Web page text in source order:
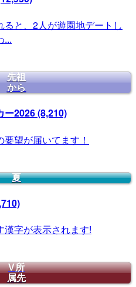
ると、2人が遊園地デートし
...
先祖
から
ー2026(8,210)
望が届いてます！
夏
漢字が表示されます!
V所
属先